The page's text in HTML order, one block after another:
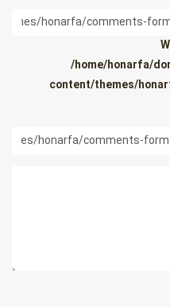
/home/honarfa/
content/themes/